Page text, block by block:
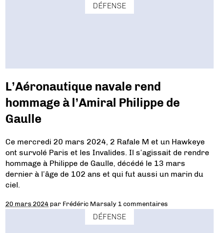
DÉFENSE
L’Aéronautique navale rend
hommage à l’Amiral Philippe de
Gaulle
Ce mercredi 20 mars 2024, 2 Rafale M et un Hawkeye
ont survolé Paris et les Invalides. Il s’agissait de rendre
hommage à Philippe de Gaulle, décédé le 13 mars
dernier à l’âge de 102 ans et qui fut aussi un marin du
ciel.
20 mars 2024 par Frédéric Marsaly 1 commentaires
DÉFENSE